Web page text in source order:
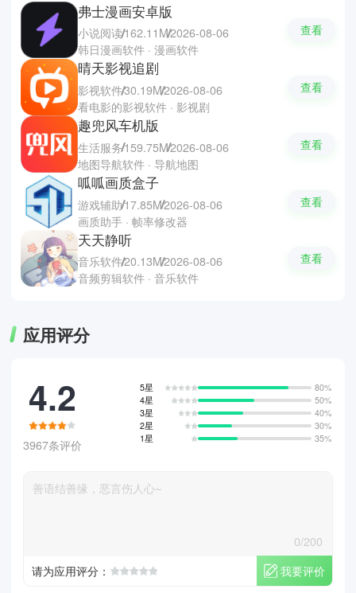
弗士漫画安卓版
小说阅读162.11M2026-08-06
韩日漫画软件 · 漫画软件
查看
晴天影视追剧
影视软件30.19M2026-08-06
看电影的影视软件 · 影视剧
查看
趣兜风车机版
生活服务159.75M2026-08-06
地图导航软件 · 导航地图
查看
呱呱画质盒子
游戏辅助17.85M2026-08-06
画质助手 · 帧率修改器
查看
天天静听
音乐软件20.13M2026-08-06
音频剪辑软件 · 音乐软件
查看
应用评分
4.2
3967条评价
5星
80%
4星
50%
3星
40%
2星
30%
1星
35%
0/200
请为应用评分：
我要评价